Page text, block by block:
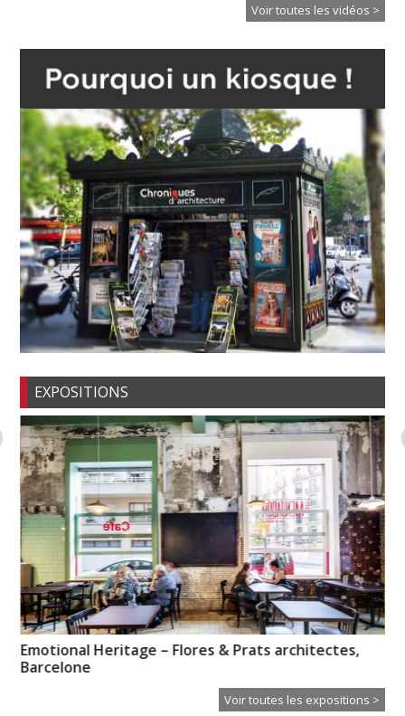
Voir toutes les vidéos >
EXPOSITIONS
Emotional Heritage – Flores & Prats architectes,
Barcelone
Voir toutes les expositions >